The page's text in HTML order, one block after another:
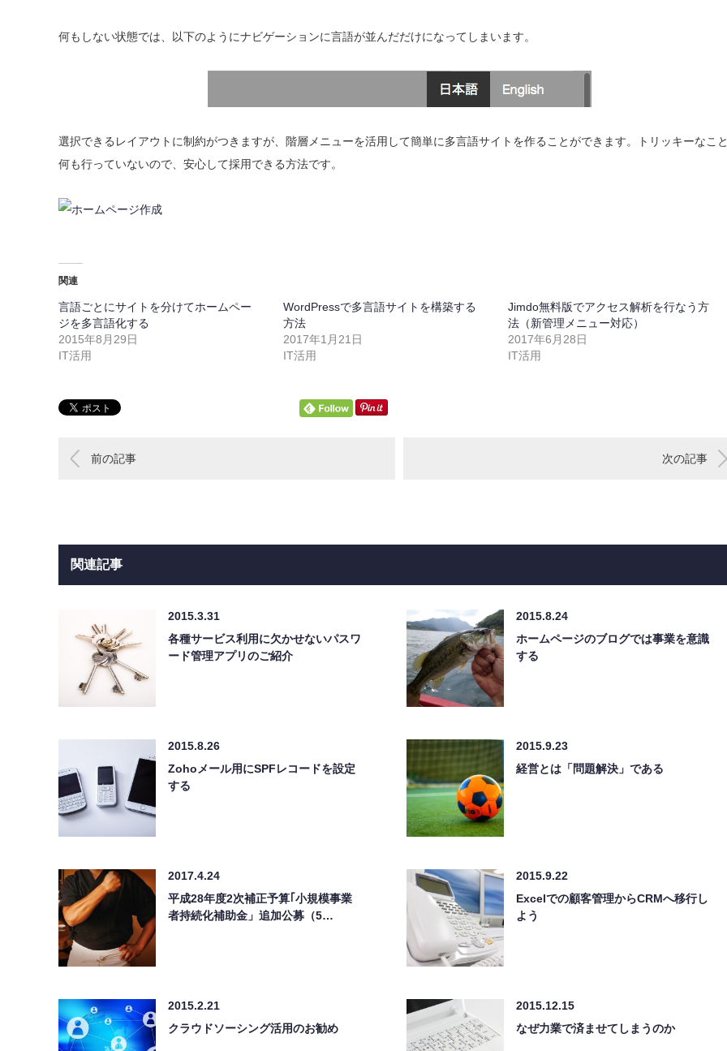
何もしない状態では、以下のようにナビゲーションに言語が並んだだけになってしまいます。
選択できるレイアウトに制約がつきますが、階層メニューを活用して簡単に多言語サイトを作ることができます。トリッキーなこ
何も行っていないので、安心して採用できる方法です。
関連
言語ごとにサイトを分けてホームペー
ジを多言語化する
2015年8月29日
IT活用
WordPressで多言語サイトを構築する
方法
2017年1月21日
IT活用
Jimdo無料版でアクセス解析を行なう方
法（新管理メニュー対応）
2017年6月28日
IT活用
前の記事 次の記事
関連記事
2015.3.31
各種サービス利用に欠かせないパスワ
ード管理アプリのご紹介
2015.8.24
ホームページのブログでは事業を意識
する
2015.8.26
Zohoメール用にSPFレコードを設定
する
2015.9.23
経営とは「問題解決」である
2017.4.24
平成28年度2次補正予算｢小規模事業
者持続化補助金」追加公募（5…
2015.9.22
Excelでの顧客管理からCRMへ移行し
よう
2015.2.21
クラウドソーシング活用のお勧め
2015.12.15
なぜ力業で済ませてしまうのか